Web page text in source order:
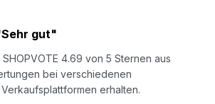
geeigenet als Kantenschutz, da
natürliche Klemmkraft.
gut"
4.69 von 5 Sternen aus
bei verschiedenen
erhalten.